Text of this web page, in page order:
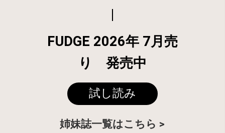
FUDGE 2026年 7月売
り 発売中
試し読み
姉妹誌一覧はこちら